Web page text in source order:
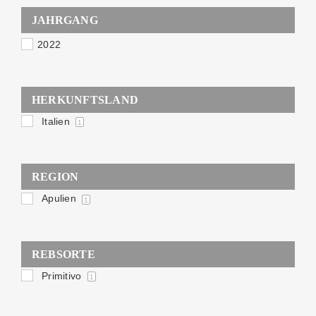
JAHRGANG
2022
HERKUNFTSLAND
Italien 1
REGION
Apulien 1
REBSORTE
Primitivo 1